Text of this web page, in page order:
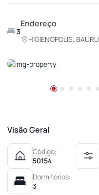
3
Endereço
HIGIENOPOLIS, BAURU
Visão Geral
Código:
50154
Dormitórios:
3